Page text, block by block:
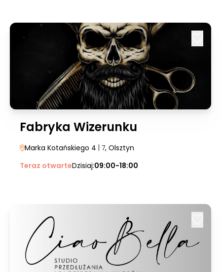
Fabryka Wizerunku
Marka Kotańskiego 4 | 7, Olsztyn
Teraz otwarteDzisiaj:09:00-18:00